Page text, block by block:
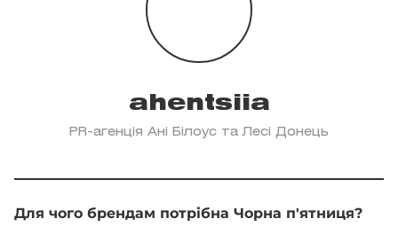
ahentsiia
PR-агенція Ані Білоус та Лесі Донець
Для чого брендам потрібна Чорна п'ятниця?